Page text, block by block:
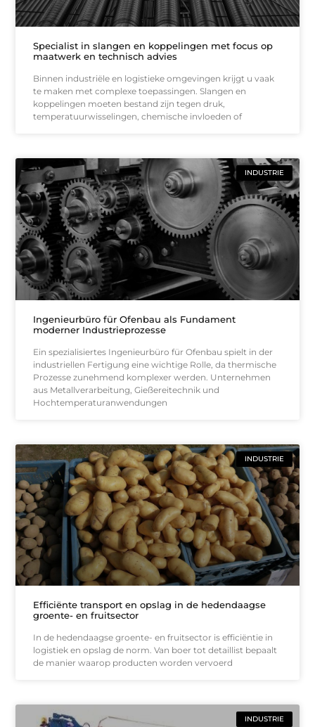
Specialist in slangen en koppelingen met focus op
maatwerk en technisch advies
Binnen industriële en logistieke omgevingen krijgt u vaak
te maken met complexe toepassingen. Slangen en
koppelingen moeten bestand zijn tegen druk,
temperatuurwisselingen, chemische invloeden of
INDUSTRIE
Ingenieurbüro für Ofenbau als Fundament
moderner Industrieprozesse
Ein spezialisiertes Ingenieurbüro für Ofenbau spielt in der
industriellen Fertigung eine wichtige Rolle, da thermische
Prozesse zunehmend komplexer werden. Unternehmen
aus Metallverarbeitung, Gießereitechnik und
Hochtemperaturanwendungen
INDUSTRIE
Efficiënte transport en opslag in de hedendaagse
groente- en fruitsector
In de hedendaagse groente- en fruitsector is efficiëntie in
logistiek en opslag de norm. Van boer tot detaillist bepaalt
de manier waarop producten worden vervoerd
INDUSTRIE